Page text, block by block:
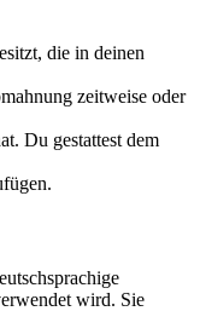
die in deinen
zeitweise oder
Du gestattest dem
wird. Sie